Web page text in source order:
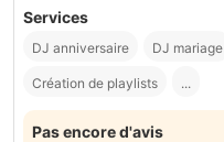
Services
DJ anniversaire DJ mariage
Création de playlists ...
Pas encore d'avis